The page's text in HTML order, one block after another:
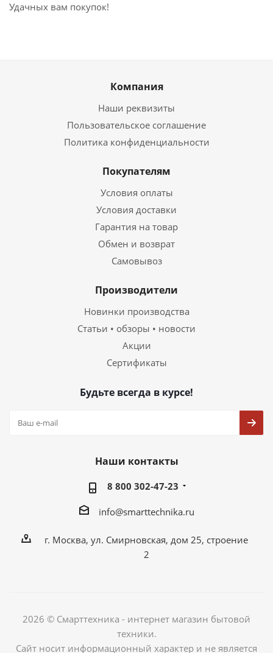
Удачных вам покупок!
Компания
Наши реквизиты
Пользовательское соглашение
Политика конфиденциальности
Покупателям
Условия оплаты
Условия доставки
Гарантия на товар
Обмен и возврат
Самовывоз
Производители
Новинки производства
Статьи • обзоры • новости
Акции
Сертификаты
Будьте всегда в курсе!
Наши контакты
8 800 302-47-23
info@smarttechnika.ru
г. Москва, ул. Смирновская, дом 25, строение
2
2026 © Смарттехника - интернет магазин бытовой
техники.
Сайт носит информационный характер и не является